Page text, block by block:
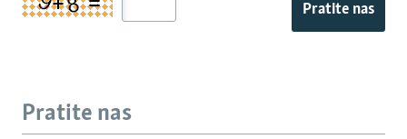
Pratite nas
Pratite nas